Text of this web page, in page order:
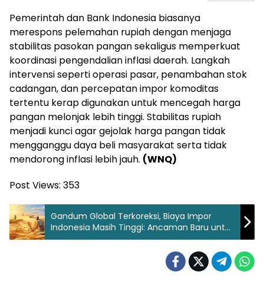
Pemerintah dan Bank Indonesia biasanya
merespons pelemahan rupiah dengan menjaga
stabilitas pasokan pangan sekaligus memperkuat
koordinasi pengendalian inflasi daerah. Langkah
intervensi seperti operasi pasar, penambahan stok
cadangan, dan percepatan impor komoditas
tertentu kerap digunakan untuk mencegah harga
pangan melonjak lebih tinggi. Stabilitas rupiah
menjadi kunci agar gejolak harga pangan tidak
mengganggu daya beli masyarakat serta tidak
mendorong inflasi lebih jauh. (WNQ)
Post Views: 353
Gandum Global Terkoreksi, Biaya Impor
Indonesia Masih Tinggi: Ancaman Baru untuk
Harga Pangan